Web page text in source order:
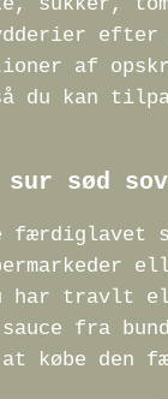
efter
af
du kan
sur sød
færdiglavet
har travlt
fra
at købe den